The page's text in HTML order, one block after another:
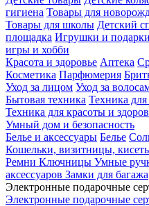
гигиена Товары для
Товары для школы Детский
площадка Игрушки и подарки
игры и хобби
Красота и здоровье Аптека
Косметика Парфюмерия
Уход за лицом Уход за
Бытовая техника Техника
Техника для красоты и
Умный дом и безопасность
Белье и аксессуары Белье
Кошельки, визитницы,
Ремни Ключницы Умные
аксессуаров Замки для багажа
Электронные подарочные
Электронные подарочные